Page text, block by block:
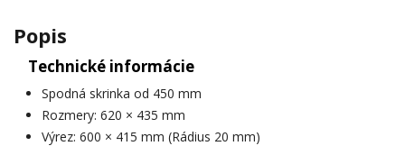
Popis
Technické informácie
Spodná skrinka od 450 mm
Rozmery: 620 × 435 mm
Výrez: 600 × 415 mm (Rádius 20 mm)